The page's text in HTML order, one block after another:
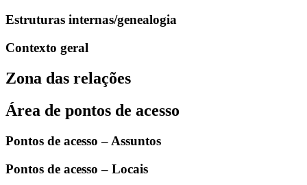
Estruturas internas/genealogia
Contexto geral
Zona das relações
Área de pontos de acesso
Pontos de acesso – Assuntos
Pontos de acesso – Locais